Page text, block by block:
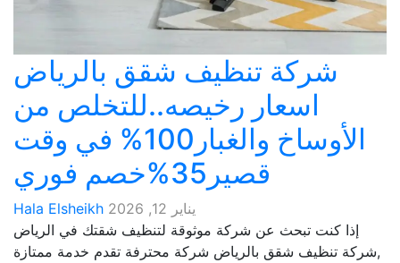
شركة تنظيف شقق بالرياض
اسعار رخيصه..للتخلص من
الأوساخ والغبار100% في وقت
قصير35%خصم فوري
يناير 12, 2026
Hala Elsheikh
إذا كنت تبحث عن شركة موثوقة لتنظيف شقتك في الرياض
,شركة تنظيف شقق بالرياض شركة محترفة تقدم خدمة ممتازة